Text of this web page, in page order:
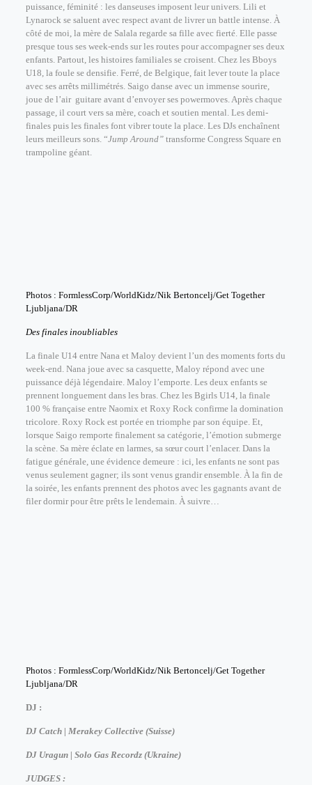
puissance, féminité : les danseuses imposent leur univers. Lili et
Lynarock se saluent avec respect avant de livrer un battle intense. À
côté de moi, la mère de Salala regarde sa fille avec fierté. Elle passe
presque tous ses week-ends sur les routes pour accompagner ses deux
enfants. Partout, les histoires familiales se croisent. Chez les Bboys
U18, la foule se densifie. Ferré, de Belgique, fait lever toute la place
avec ses arrêts millimétrés. Saigo danse avec un immense sourire,
joue de l’air guitare avant d’envoyer ses powermoves. Après chaque
passage, il court vers sa mère, coach et soutien mental. Les demi-
finales puis les finales font vibrer toute la place. Les DJs enchaînent
leurs meilleurs sons. “Jump Around”transforme Congress Square en
trampoline géant.
Photos : FormlessCorp/WorldKidz/Nik Bertoncelj/Get Together
Ljubljana/DR
Des finales inoubliables
La finale U14 entre Nana et Maloy devient l’un des moments forts du
week-end. Nana joue avec sa casquette, Maloy répond avec une
puissance déjà légendaire. Maloy l’emporte. Les deux enfants se
prennent longuement dans les bras. Chez les Bgirls U14, la finale
100 % française entre Naomix et Roxy Rock confirme la domination
tricolore. Roxy Rock est portée en triomphe par son équipe. Et,
lorsqueSaigo remporte finalement sa catégorie, l’émotion submerge
la scène. Sa mère éclate en larmes, sa sœur court l’enlacer. Dans la
fatigue générale, une évidence demeure : ici, les enfants ne sont pas
venus seulement gagner; ils sont venus grandir ensemble. À la fin de
la soirée, les enfants prennent des photos avec les gagnants avant de
filer dormir pour être prêts le lendemain. À suivre…
Photos : FormlessCorp/WorldKidz/Nik Bertoncelj/Get Together
Ljubljana/DR
DJ :
DJ Catch | Merakey Collective (Suisse)
DJ Uragun | Solo Gas Recordz (Ukraine)
JUDGES :